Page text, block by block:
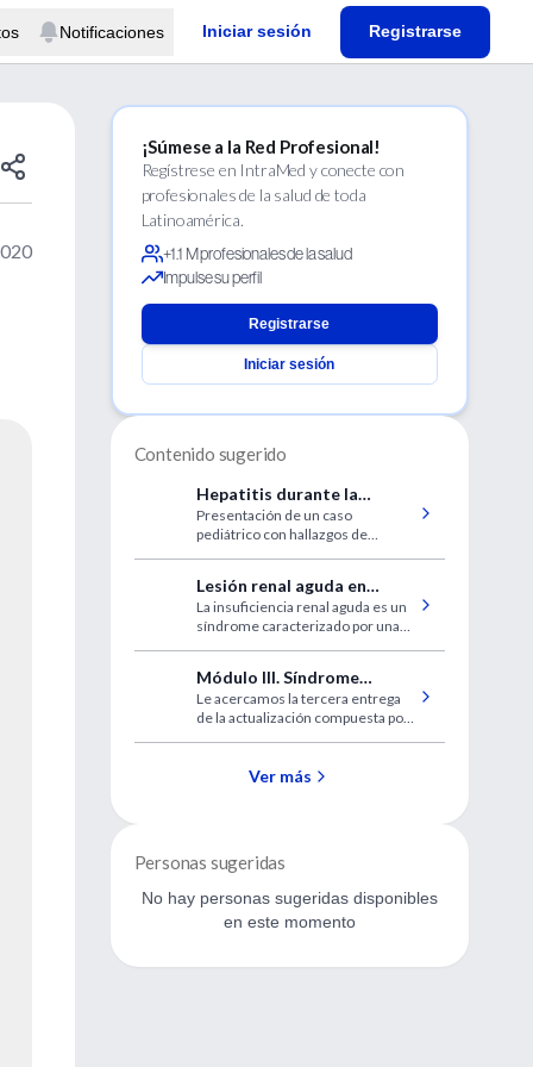
Notificaciones Iniciar sesión Registrarse
¡Súmese a la Red Profesional!
Regístrese en IntraMed y conecte con
profesionales de la salud de toda
Latinoamérica.
+1.1 M profesionales de la salud
Impulse su perfil
Registrarse
Iniciar sesión
Contenido sugerido
Hepatitis durante la
infección por virus sincicial
respiratorio
Presentación de un caso
pediátrico con hallazgos de
Lesión renal aguda en
atención primaria
La insuficiencia renal aguda es un
síndrome caracterizado por una
comunidad se debe comúnmente
a infecciones como gripe o
gastroenteritis, acompañadas de
depleción de líquido
Módulo III. Síndrome
metabólico (SM) CAC
Le acercamos la tercera entrega
de la actualización compuesta por
problemática de manejo para el
Ver más
Personas sugeridas
No hay personas sugeridas disponibles
en este momento